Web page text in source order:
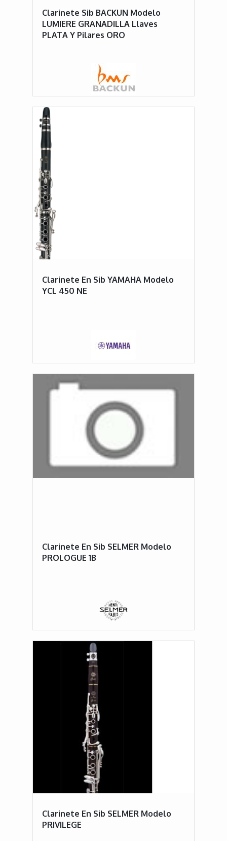
Clarinete Sib BACKUN Modelo
LUMIERE GRANADILLA Llaves
PLATA Y Pilares ORO
Clarinete En Sib YAMAHA Modelo
YCL 450 NE
Clarinete En Sib SELMER Modelo
PROLOGUE 1B
Clarinete En Sib SELMER Modelo
PRIVILEGE